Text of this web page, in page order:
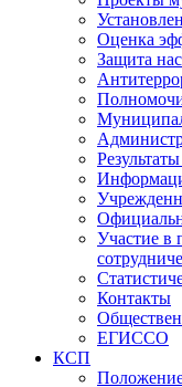
Оценка
Защита
Участие в
Контакты
ЕГИССО
КСП